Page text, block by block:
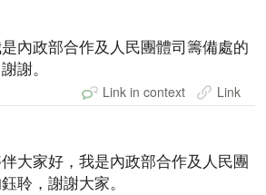
內政部合作及人民團體司籌備處的
謝。
Link in context Link
大家好，我是內政部合作及人民團
聆，謝謝大家。